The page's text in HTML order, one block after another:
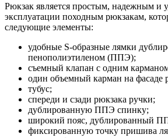
Рюкзак является простым, надежным и
эксплуатации походным рюкзакам,
следующие элементы:
удобные S-образные лямки
пенополиэтиленом (ППЭ);
съемный клапан с одним
один объемный карман на фасаде
тубус;
спереди и сзади рюкзака ручки;
дублированную ППЭ спинку;
широкий пояс, дублированный
фиксированную точку пришива